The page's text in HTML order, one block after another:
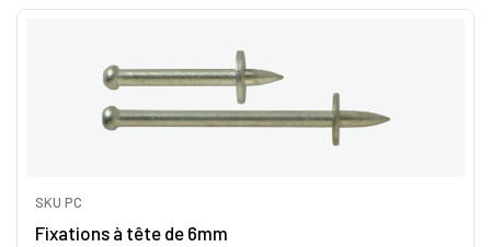
SKU PC
Fixations à tête de 6mm